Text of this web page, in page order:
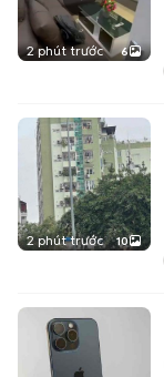
2 phút trước 6
2 phút trước 10